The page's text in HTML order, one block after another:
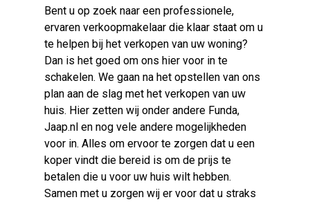
Bent u op zoek naar een professionele,
ervaren verkoopmakelaar die klaar staat om u
te helpen bij het verkopen van uw woning?
Dan is het goed om ons hier voor in te
schakelen. We gaan na het opstellen van ons
plan aan de slag met het verkopen van uw
huis. Hier zetten wij onder andere Funda,
Jaap.nl en nog vele andere mogelijkheden
voor in. Alles om ervoor te zorgen dat u een
koper vindt die bereid is om de prijs te
betalen die u voor uw huis wilt hebben.
Samen met u zorgen wij er voor dat u straks